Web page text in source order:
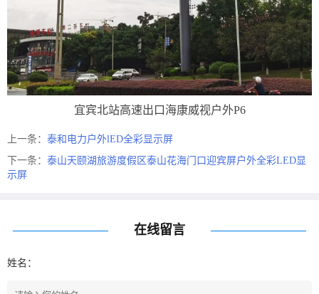
宜宾北站高速出口海康威视户外P6
上一条： 泰和电力户外lED全彩显示屏
下一条： 泰山天颐湖旅游度假区泰山花海门口迎宾屏户外全彩LED显
示屏
在线留言
姓名：